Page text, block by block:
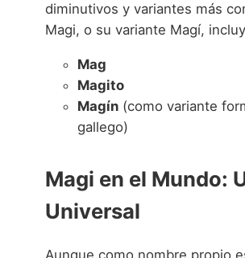
diminutivos y variantes más
Magi, o su variante Magí,
Mag
Magito
Magín (como variante
gallego)
Magi en el Mundo:
Universal